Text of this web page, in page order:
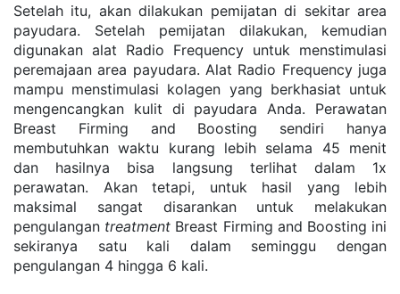
Setelah itu, akan dilakukan pemijatan di sekitar area
payudara. Setelah pemijatan dilakukan, kemudian
digunakan alat Radio Frequency untuk menstimulasi
peremajaan area payudara. Alat Radio Frequency juga
mampu menstimulasi kolagen yang berkhasiat untuk
mengencangkan kulit di payudara Anda. Perawatan
Breast Firming and Boosting sendiri hanya
membutuhkan waktu kurang lebih selama 45 menit
dan hasilnya bisa langsung terlihat dalam 1x
perawatan. Akan tetapi, untuk hasil yang lebih
maksimal sangat disarankan untuk melakukan
pengulangan treatment Breast Firming and Boosting ini
sekiranya satu kali dalam seminggu dengan
pengulangan 4 hingga 6 kali.